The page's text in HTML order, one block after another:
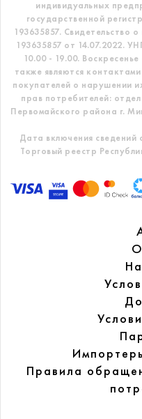
индивидуальных
государственной
193635857. Свидетельство
193635857 от 14.07.2022.
10.00 - 19.00.
также являются
покупателей о нарушении
прав потребителей:
Первомайского района г.
Дата включения сведений
Торговый реестр
Правила